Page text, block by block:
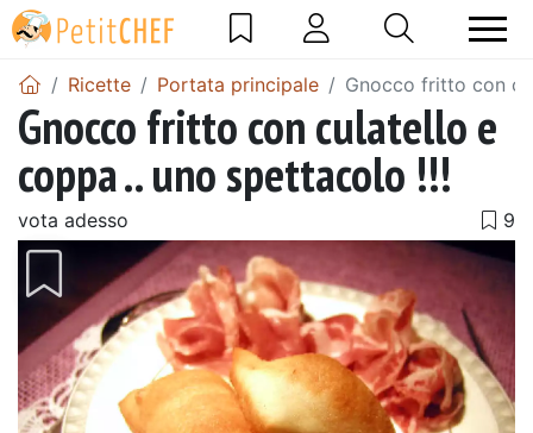
Ricette Portata principale Gnocco fritto con
Gnocco fritto con culatello e
coppa .. uno spettacolo !!!
vota adesso